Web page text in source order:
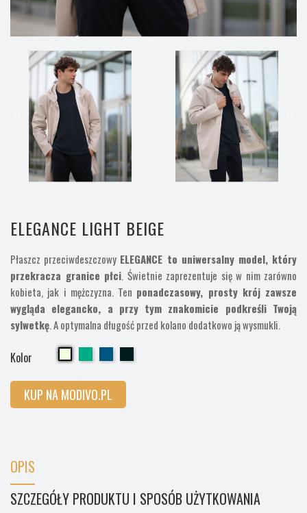
ELEGANCE LIGHT BEIGE
Płaszcz przeciwdeszczowy ELEGANCE to uniwersalny model, który
przekracza granice płci. Świetnie zaprezentuje się w nim zarówno
kobieta, jak i mężczyzna. Ten ponadczasowy, prosty krój zawsze
wygląda elegancko, a przy tym znakomicie podkreśli Twoją
sylwetkę. A optymalna długość przed kolano dodatkowo ją wysmukli.
Kolor
KUP NA MODIVO.PL
OPIS
SZCZEGÓŁY PRODUKTU I SPOSÓB UŻYTKOWANIA